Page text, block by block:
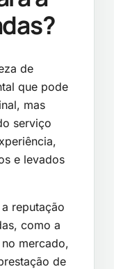
de
que pode
mas
serviço
e levados
reputação
como a
mercado,
de